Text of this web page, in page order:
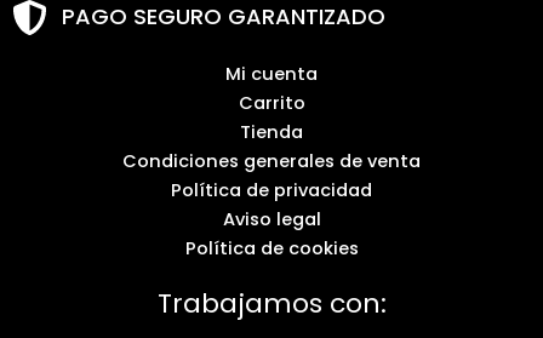
PAGO SEGURO GARANTIZADO
Mi cuenta
Carrito
Tienda
Condiciones generales de venta
Política de privacidad
Aviso legal
Política de cookies
Trabajamos con: